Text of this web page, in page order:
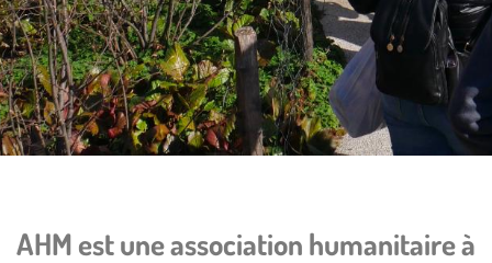
AHM est une association humanitaire à